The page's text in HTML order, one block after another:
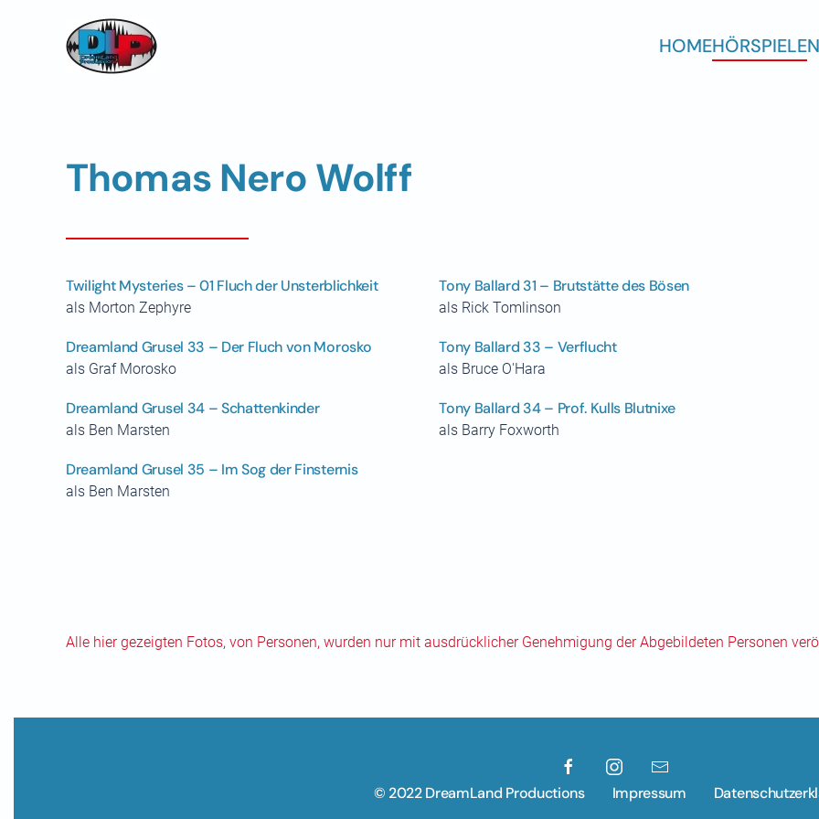
Skip to main content HOMEHÖRSPIELE
Thomas Nero Wolff
Twilight Mysteries – 01 Fluch der Unsterblichkeit
als Morton Zephyre
Dreamland Grusel 33 – Der Fluch von Morosko
als Graf Morosko
Dreamland Grusel 34 – Schattenkinder
als Ben Marsten
Dreamland Grusel 35 – Im Sog der Finsternis
als Ben Marsten
Tony Ballard 31 – Brutstätte des Bösen
als Rick Tomlinson
Tony Ballard 33 – Verflucht
als Bruce O'Hara
Tony Ballard 34 – Prof. Kulls Blutnixe
als Barry Foxworth
Alle hier gezeigten Fotos, von Personen, wurden nur mit ausdrücklicher Genehmigung der Abgebildeten Personen
© 2022 DreamLand Productions Impressum